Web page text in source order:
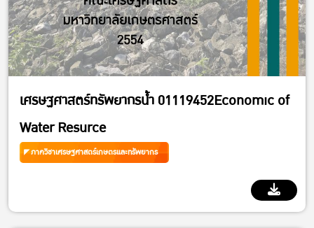
เศรษฐศาสตร์ทรัพยากรน้ำ 01119452Economic of
Water Resurce
ภาควิชาเศรษฐศาสตร์เกษตรและทรัพยากร